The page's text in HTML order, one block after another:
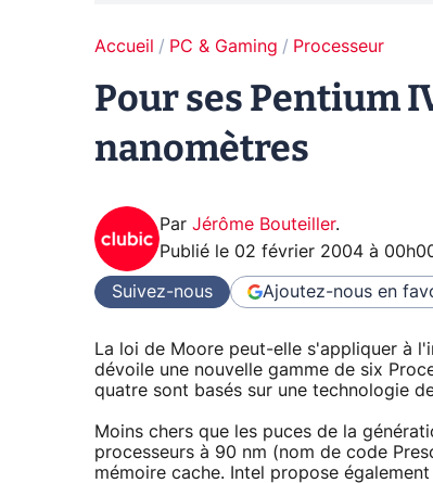
Accueil PC & Gaming Processeur
Pour ses Pentium
nanomètres
Par Jérôme Bouteiller.
Publié le 02 février 2004 à
Suivez-nous Ajoutez-nous en
La loi de Moore peut-elle s'appliquer à
dévoile une nouvelle gamme de six
quatre sont basés sur une technologie
Moins chers que les puces de la
processeurs à 90 nm (nom de code
mémoire cache. Intel propose